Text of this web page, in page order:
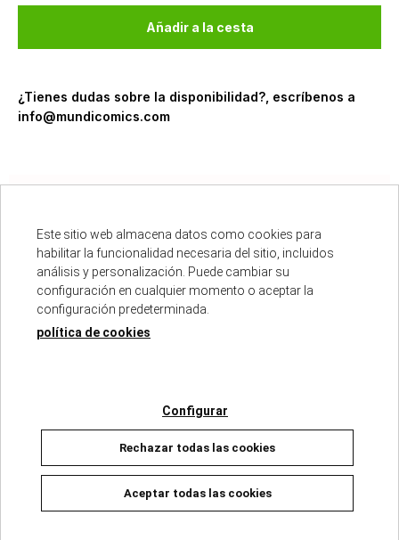
Añadir a la cesta
¿Tienes dudas sobre la disponibilidad?, escríbenos a
info@mundicomics.com
Descripción
ISBN : 979-13-87689-42-1
Fecha de edición : 26/08/2025
Tras el misterioso incendio del Café Calor, David,
un joven policía recién destinado a la ciudad,
Este sitio web almacena datos como cookies para
habilitar la funcionalidad necesaria del sitio, incluidos
análisis y personalización. Puede cambiar su
configuración en cualquier momento o aceptar la
configuración predeterminada.
política de cookies
Configurar
Rechazar todas las cookies
Aceptar todas las cookies